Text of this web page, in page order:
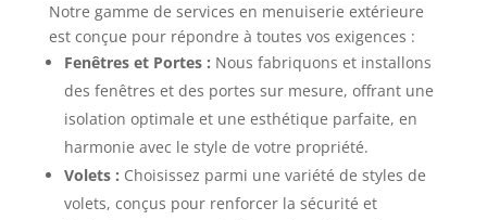
Notre gamme de services en menuiserie extérieure
est conçue pour répondre à toutes vos exigences :
Fenêtres et Portes : Nous fabriquons et installons
des fenêtres et des portes sur mesure, offrant une
isolation optimale et une esthétique parfaite, en
harmonie avec le style de votre propriété.
Volets : Choisissez parmi une variété de styles de
volets, conçus pour renforcer la sécurité et